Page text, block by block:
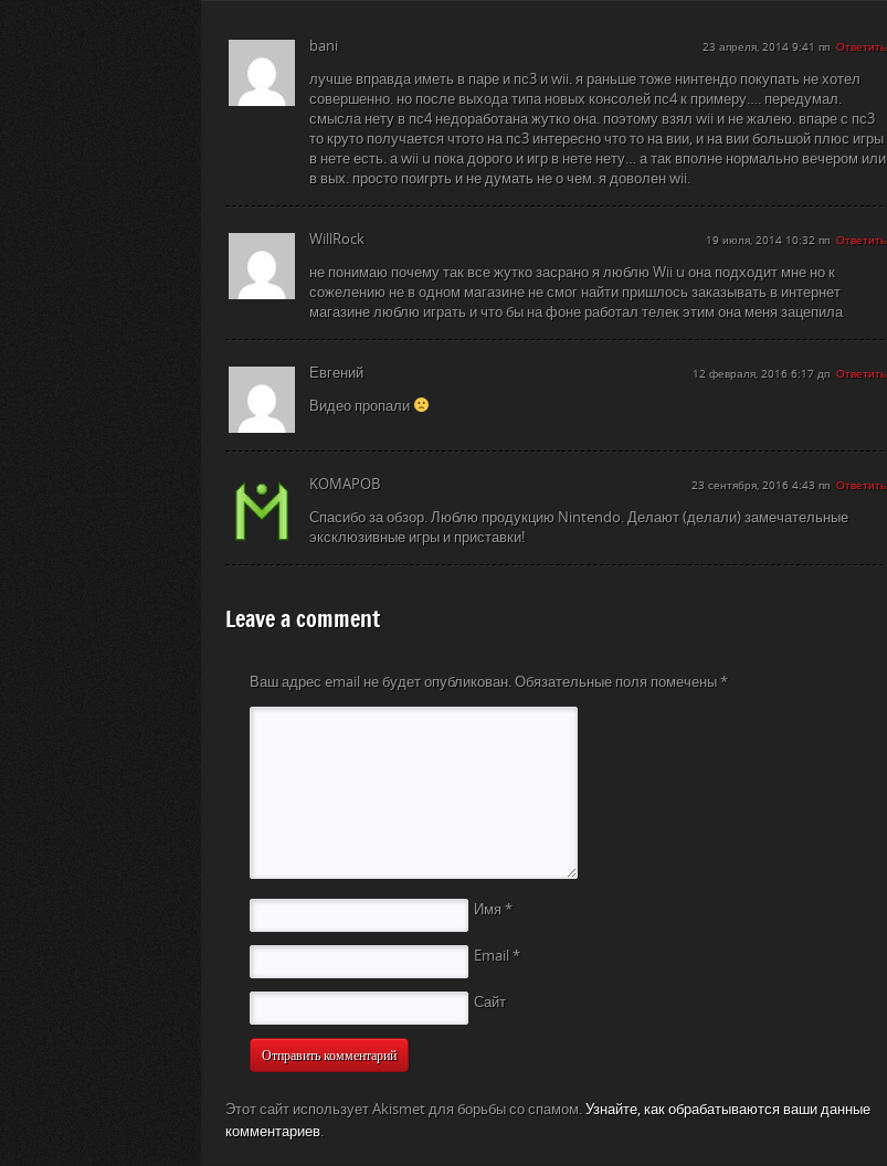
bani 23 апреля, 2014 9:41 пп Ответить
лучше вправда иметь в паре и пс3 и wii. я раньше тоже нинтендо покупать не хотел
совершенно. но после выхода типа новых консолей пс4 к примеру…. передумал.
смысла нету в пс4 недоработана жутко она. поэтому взял wii и не жалею. впаре с пс3
то круто получается чтото на пс3 интересно что то на вии, и на вии большой плюс игры
в нете есть. а wii u пока дорого и игр в нете нету… а так вполне нормально вечером или
в вых. просто поигрть и не думать не о чем. я доволен wii.
WillRock 19 июля, 2014 10:32 пп Ответить
не понимаю почему так все жутко засрано я люблю Wii u она подходит мне но к
сожелению не в одном магазине не смог найти пришлось заказывать в интернет
магазине люблю играть и что бы на фоне работал телек этим она меня зацепила
Евгений 12 февраля, 2016 6:17 дп Ответить
Видео пропали
KOMAPOB 23 сентября, 2016 4:43 пп Ответить
Спасибо за обзор. Люблю продукцию Nintendo. Делают (делали) замечательные
эксклюзивные игры и приставки!
Leave a comment
Ваш адрес email не будет опубликован. Обязательные поля помечены *
Имя *
Email *
Сайт
Этот сайт использует Akismet для борьбы со спамом. Узнайте, как обрабатываются ваши данные
комментариев.